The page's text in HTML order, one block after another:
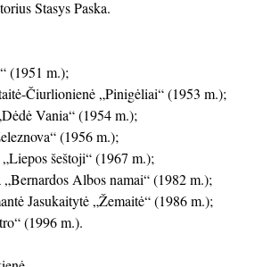
Stasys Paska.
(1951 m.);
Čiurlionienė „Pinigėliai“ (1953 m.);
Vania“ (1954 m.);
(1956 m.);
šeštoji“ (1967 m.);
Albos namai“ (1982 m.);
Jasukaitytė „Žemaitė“ (1986 m.);
(1996 m.).